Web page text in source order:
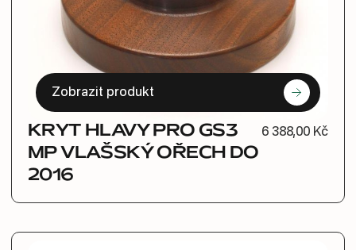
Zobrazit produkt
KRYT HLAVY PRO GS3
MP VLAŠSKÝ OŘECH DO
2016
6 388,00 Kč